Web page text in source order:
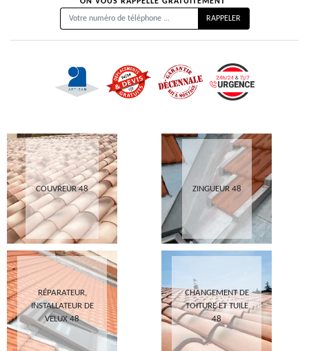
COUVREUR 48 ZINGUEUR 48
RÉPARATEUR,
INSTALLATEUR DE
VELUX 48
CHANGEMENT DE
TOITURE ET TUILE
48